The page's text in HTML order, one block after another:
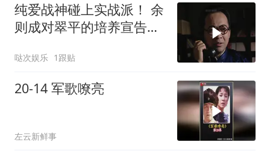
纯爱战神碰上实战派！ 余
则成对翠平的培养宣告失
哒次娱乐 1跟贴
20-14 军歌嘹亮
左云新鲜事